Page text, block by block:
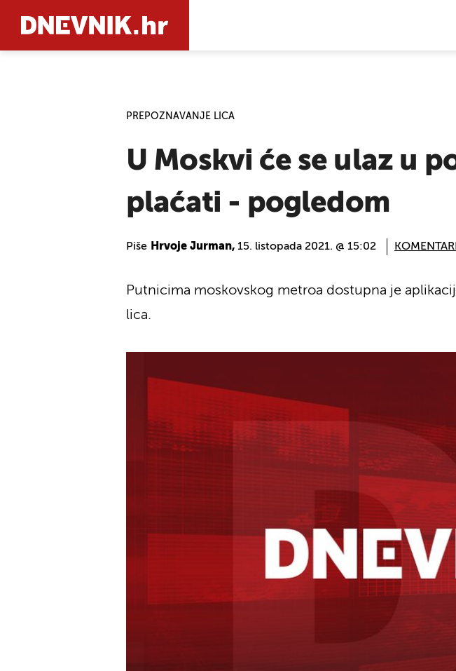
PREPOZNAVANJE LICA
U Moskvi će se ulaz u
plaćati - pogledom
Piše Hrvoje Jurman, 15. listopada 2021. @ 15:02 KOMENTARI
Putnicima moskovskog metroa dostupna je
lica.